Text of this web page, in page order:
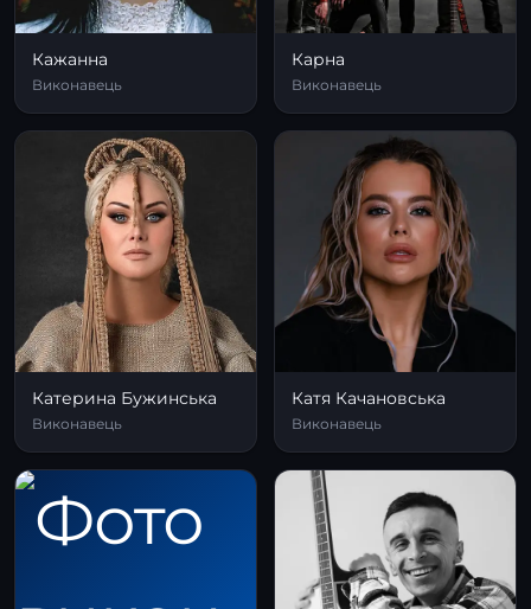
Кажанна
Виконавець
Карна
Виконавець
Катерина Бужинська
Виконавець
Катя Качановська
Виконавець